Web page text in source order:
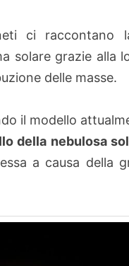
ci raccontano
solare grazie alla
delle masse.
il modello
della nebulosa
a causa della